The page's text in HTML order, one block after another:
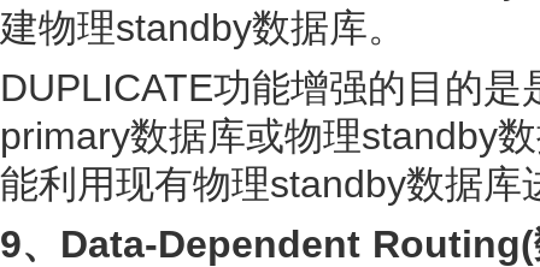
建物理standby数据库。
DUPLICATE功能增强的目的
primary数据库或物理standby
能利用现有物理standby数据
9、 Data-Dependent Routing(